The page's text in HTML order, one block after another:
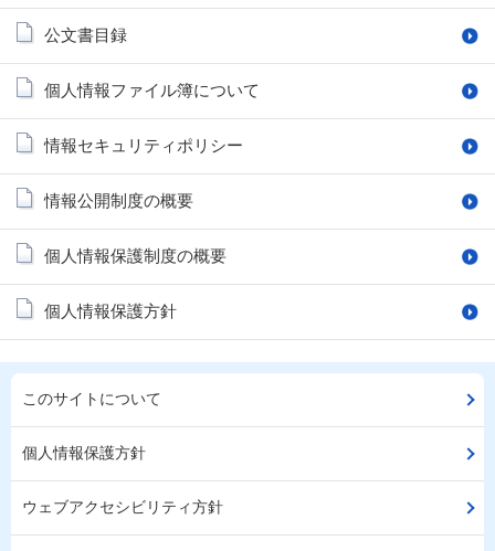
公文書目録
個人情報ファイル簿について
情報セキュリティポリシー
情報公開制度の概要
個人情報保護制度の概要
個人情報保護方針
このサイトについて
個人情報保護方針
ウェブアクセシビリティ方針